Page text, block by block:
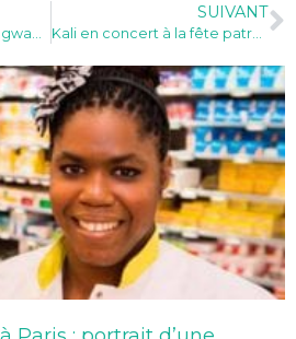
SUIVANT
Kali en concert à la fête patronale (photos)